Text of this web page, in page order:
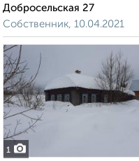
Добросельская 27
Собственник, 10.04.2021
1